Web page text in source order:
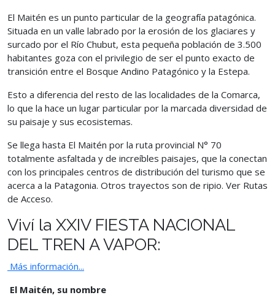
El Maitén es un punto particular de la geografía patagónica.
Situada en un valle labrado por la erosión de los glaciares y
surcado por el Río Chubut, esta pequeña población de 3.500
habitantes goza con el privilegio de ser el punto exacto de
transición entre el Bosque Andino Patagónico y la Estepa.
Esto a diferencia del resto de las localidades de la Comarca,
lo que la hace un lugar particular por la marcada diversidad de
su paisaje y sus ecosistemas.
Se llega hasta El Maitén por la ruta provincial N° 70
totalmente asfaltada y de increíbles paisajes, que la conectan
con los principales centros de distribución del turismo que se
acerca a la Patagonia. Otros trayectos son de ripio. Ver Rutas
de Acceso.
Viví la XXIV FIESTA NACIONAL
DEL TREN A VAPOR:
Más información...
El Maitén, su nombre